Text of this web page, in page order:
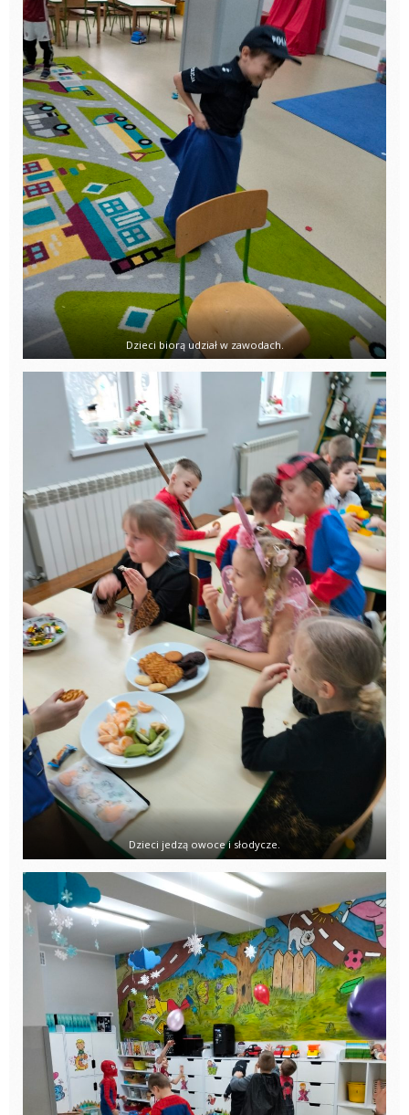
Dzieci biorą udział w zawodach.
Dzieci jedzą owoce i słodycze.